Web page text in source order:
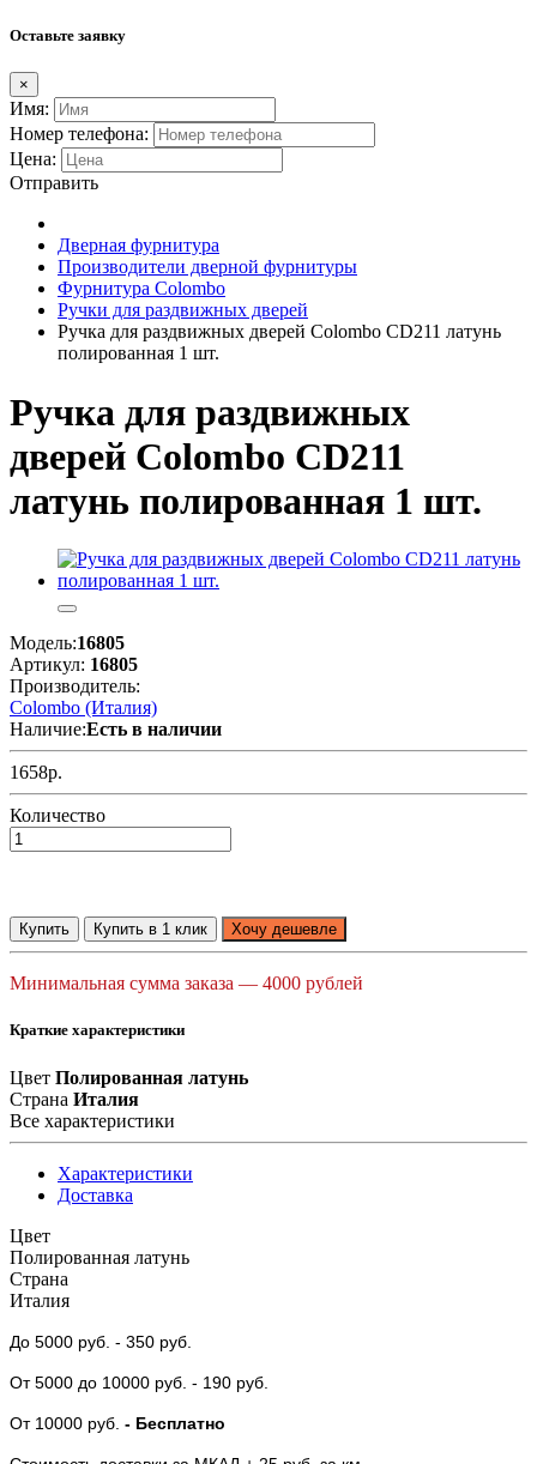
Оставьте заявку
×
Имя:
Номер телефона:
Цена:
Отправить
Дверная фурнитура
Производители дверной фурнитуры
Фурнитура Colombo
Ручки для раздвижных дверей
Ручка для раздвижных дверей Colombo CD211 латунь
полированная 1 шт.
Ручка для раздвижных
дверей Colombo CD211
латунь полированная 1 шт.
Модель:16805
Артикул: 16805
Производитель:
Colombo (Италия)
Наличие:Есть в наличии
1658р.
Количество
Купить Купить в 1 клик Хочу дешевле
Минимальная сумма заказа — 4000 рублей
Краткие характеристики
Цвет Полированная латунь
Страна Италия
Все характеристики
Характеристики
Доставка
Цвет
Полированная латунь
Страна
Италия
До 5000 руб. - 350 руб.
От 5000 до 10000 руб. - 190 руб.
От 10000 руб. - Бесплатно